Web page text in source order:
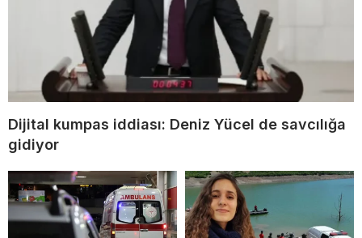
Dijital kumpas iddiası: Deniz Yücel de savcılığa
gidiyor